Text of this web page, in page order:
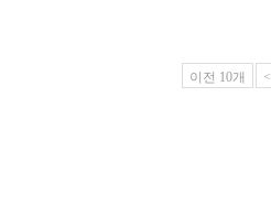
이전 10개 <